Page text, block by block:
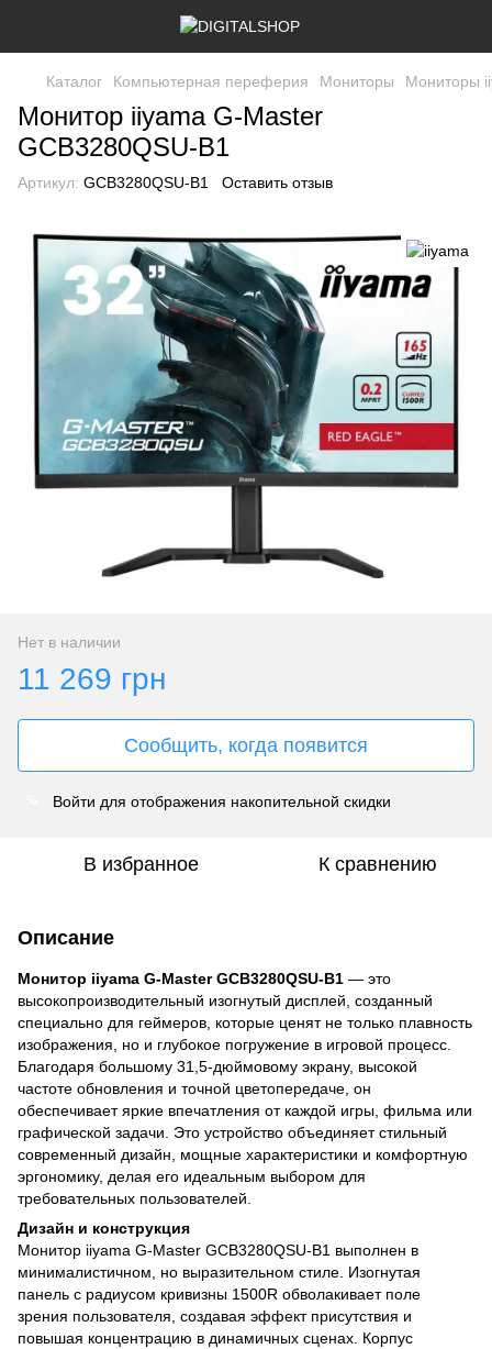
Каталог Компьютерная переферия Мониторы Мониторы
Монитор iiyama G-Master
GCB3280QSU-B1
Артикул: GCB3280QSU-B1 Оставить отзыв
Нет в наличии
11 269 грн
Сообщить, когда появится
Войти для отображения накопительной скидки
В избранное К сравнению
Описание
Монитор iiyama G-Master GCB3280QSU-B1 — это
высокопроизводительный изогнутый дисплей, созданный
специально для геймеров, которые ценят не только плавность
изображения, но и глубокое погружение в игровой процесс.
Благодаря большому 31,5-дюймовому экрану, высокой
частоте обновления и точной цветопередаче, он
обеспечивает яркие впечатления от каждой игры, фильма или
графической задачи. Это устройство объединяет стильный
современный дизайн, мощные характеристики и комфортную
эргономику, делая его идеальным выбором для
требовательных пользователей.
Дизайн и конструкция
Монитор iiyama G-Master GCB3280QSU-B1 выполнен в
минималистичном, но выразительном стиле. Изогнутая
панель с радиусом кривизны 1500R обволакивает поле
зрения пользователя, создавая эффект присутствия и
повышая концентрацию в динамичных сценах. Корпус